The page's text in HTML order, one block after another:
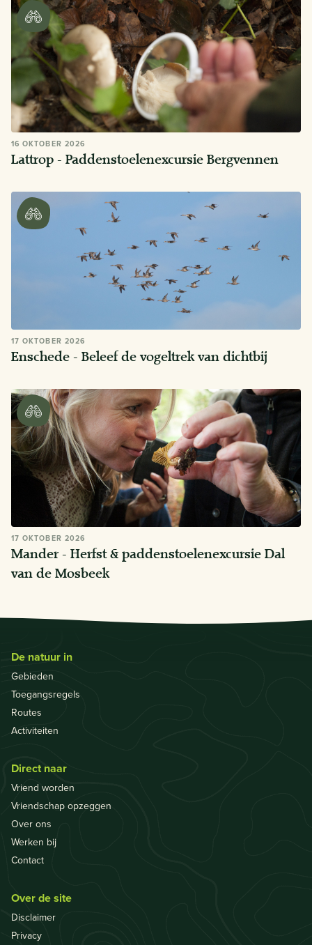
16 OKTOBER 2026
Lattrop - Paddenstoelenexcursie Bergvennen
17 OKTOBER 2026
Enschede - Beleef de vogeltrek van dichtbij
17 OKTOBER 2026
Mander - Herfst & paddenstoelenexcursie Dal
van de Mosbeek
De natuur in
Gebieden
Toegangsregels
Routes
Activiteiten
Direct naar
Vriend worden
Vriendschap opzeggen
Over ons
Werken bij
Contact
Over de site
Disclaimer
Privacy